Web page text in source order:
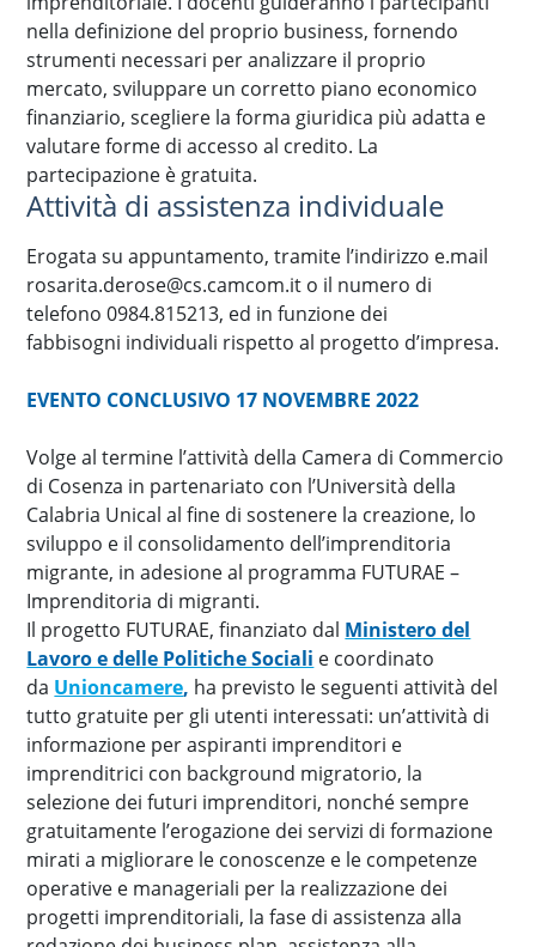
nella definizione del proprio business, fornendo
strumenti necessari per analizzare il proprio
mercato, sviluppare un corretto piano economico
finanziario, scegliere la forma giuridica più adatta e
valutare forme di accesso al credito. La
partecipazione è gratuita.
Attività di assistenza individuale
Erogata su appuntamento, tramite l’indirizzo e.mail
rosarita.derose@cs.camcom.it o il numero di
telefono 0984.815213, ed in funzione dei
fabbisogni individuali rispetto al progetto d’impresa.
EVENTO CONCLUSIVO 17 NOVEMBRE 2022
Volge al termine l’attività della Camera di Commercio
di Cosenza in partenariato con l’Università della
Calabria Unical al fine di sostenere la creazione, lo
sviluppo e il consolidamento dell’imprenditoria
migrante, in adesione al programma FUTURAE –
Imprenditoria di migranti.
Il progetto FUTURAE, finanziato dal Ministero del
Lavoro e delle Politiche Sociali e coordinato
da Unioncamere, ha previsto le seguenti attività del
tutto gratuite per gli utenti interessati: un’attività di
informazione per aspiranti imprenditori e
imprenditrici con background migratorio, la
selezione dei futuri imprenditori, nonché sempre
gratuitamente l’erogazione dei servizi di formazione
mirati a migliorare le conoscenze e le competenze
operative e manageriali per la realizzazione dei
progetti imprenditoriali, la fase di assistenza alla